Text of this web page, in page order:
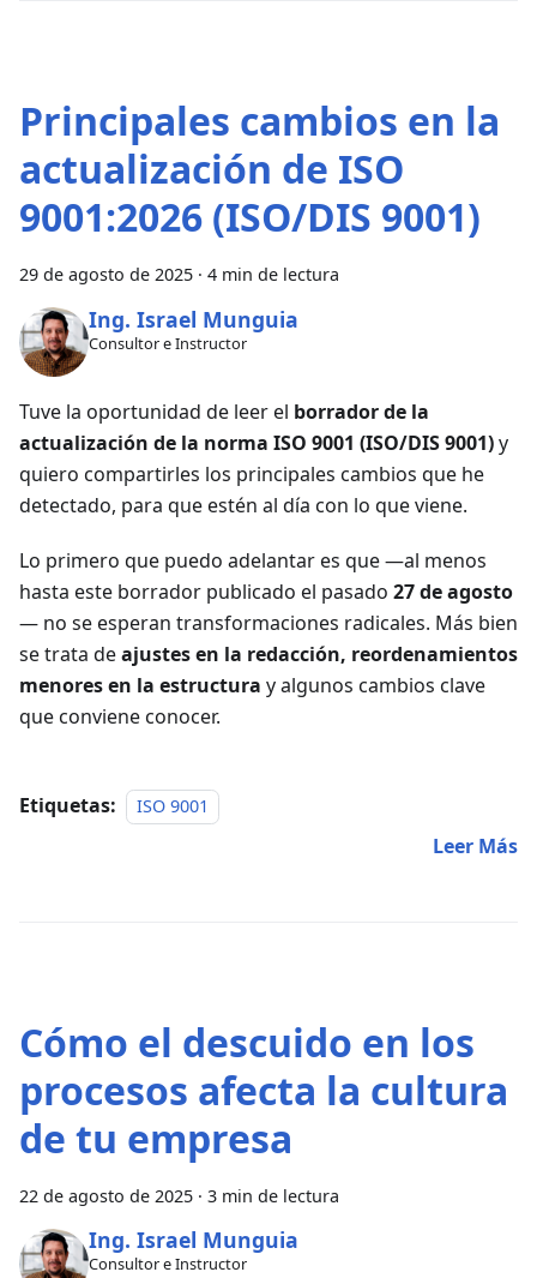
Principales cambios en la
actualización de ISO
9001:2026 (ISO/DIS 9001)
29 de agosto de 2025 · 4 min de lectura
Ing. Israel Munguia
Consultor e Instructor
Tuve la oportunidad de leer el borrador de la
actualización de la norma ISO 9001 (ISO/DIS 9001)y
quiero compartirles los principales cambios que he
detectado, para que estén al día con lo que viene.
Lo primero que puedo adelantar es que —al menos
hasta este borrador publicado el pasado 27 de agosto
— no se esperan transformaciones radicales. Más bien
se trata deajustes en la redacción, reordenamientos
menores en la estructura y algunos cambios clave
que conviene conocer.
Etiquetas: ISO 9001
Leer Más
Cómo el descuido en los
procesos afecta la cultura
de tu empresa
22 de agosto de 2025 · 3 min de lectura
Ing. Israel Munguia
Consultor e Instructor